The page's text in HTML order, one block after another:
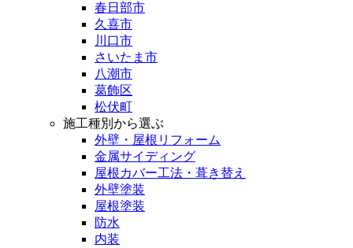
春日部市
久喜市
川口市
さいたま市
八潮市
葛飾区
松伏町
施工種別から選ぶ
外壁・屋根リフォーム
金属サイディング
屋根カバー工法・葺き替え
外壁塗装
屋根塗装
防水
内装